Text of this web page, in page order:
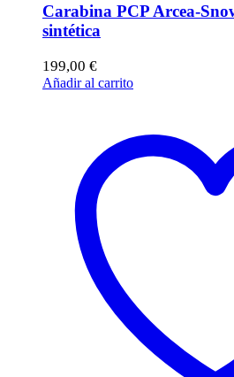
Carabina PCP Arcea-
sintética
199,00 €
Añadir al carrito